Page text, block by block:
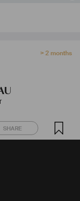
> 2 months
SHARE
SHARE